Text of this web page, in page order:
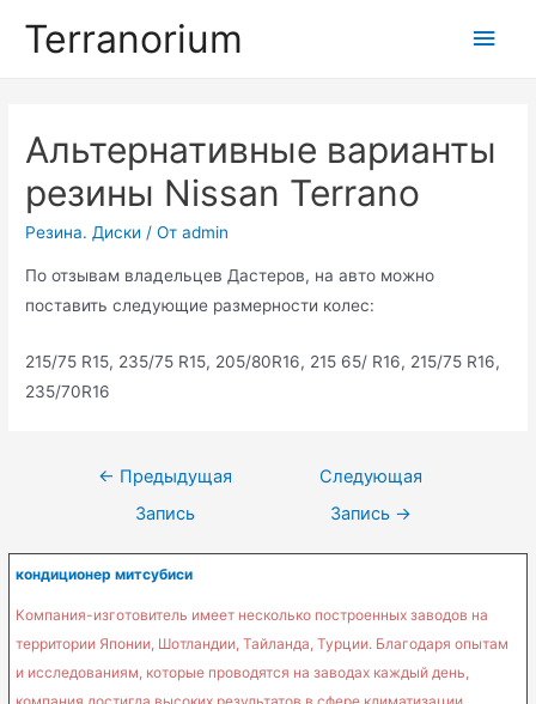
Terranorium
кондиционер митсубиси
Компания-изготовитель имеет несколько построенных заводов на
территории Японии, Шотландии, Тайланда, Турции. Благодаря опытам
и исследованиям, которые проводятся на заводах каждый день,
Альтернативные варианты
резины Nissan Terrano
Резина. Диски / От admin
По отзывам владельцев Дастеров, на авто можно
поставить следующие размерности колес:
215/75 R15, 235/75 R15, 205/80R16, 215 65/ R16, 215/75 R16,
235/70R16
Навигация
← Предыдущая
Запись
Следующая
Запись →